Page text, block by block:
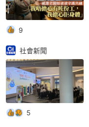
9
社會新聞
5